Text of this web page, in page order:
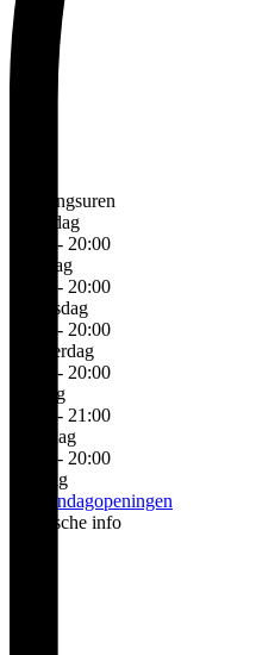
Openingsuren
Maandag
10:00 - 20:00
Dinsdag
10:00 - 20:00
Woensdag
10:00 - 20:00
Donderdag
10:00 - 20:00
Vrijdag
10:00 - 21:00
Zaterdag
10:00 - 20:00
Zondag
Zie zondagopeningen
Praktische info